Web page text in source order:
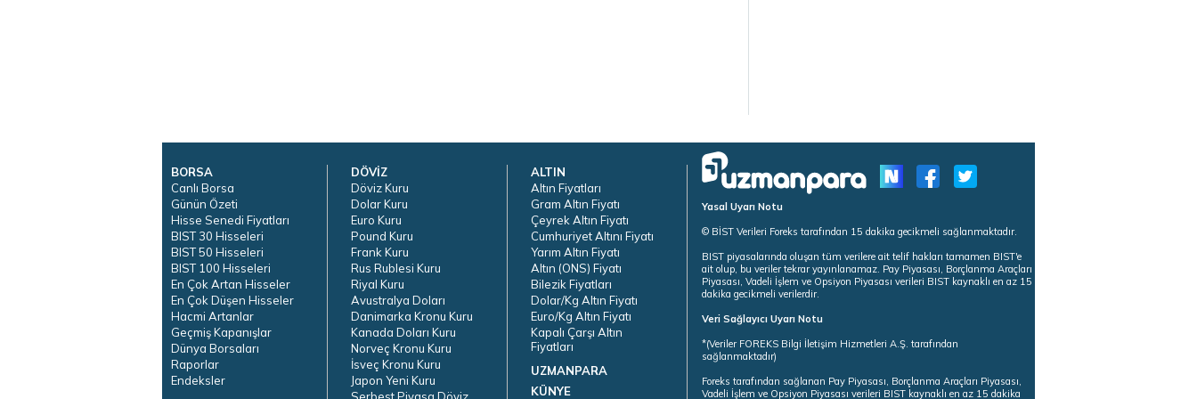
BORSA
Canlı Borsa
Günün Özeti
Hisse Senedi Fiyatları
BIST 30 Hisseleri
BIST 50 Hisseleri
BIST 100 Hisseleri
En Çok Artan Hisseler
En Çok Düşen Hisseler
Hacmi Artanlar
Geçmiş Kapanışlar
Dünya Borsaları
Raporlar
Endeksler
DÖVİZ
Döviz Kuru
Dolar Kuru
Euro Kuru
Pound Kuru
Frank Kuru
Rus Rublesi Kuru
Riyal Kuru
Avustralya Doları
Danimarka Kronu Kuru
Kanada Doları Kuru
Norveç Kronu Kuru
İsveç Kronu Kuru
Japon Yeni Kuru
Serbest Piyasa Döviz
ALTIN
Altın Fiyatları
Gram Altın Fiyatı
Çeyrek Altın Fiyatı
Cumhuriyet Altını Fiyatı
Yarım Altın Fiyatı
Altın (ONS) Fiyatı
Bilezik Fiyatları
Dolar/Kg Altın Fiyatı
Euro/Kg Altın Fiyatı
Kapalı Çarşı Altın
Fiyatları
UZMANPARA
KÜNYE
Yasal Uyarı Notu
© BİST Verileri Foreks tarafından 15 dakika gecikmeli sağlanmaktadır.
BIST piyasalarında oluşan tüm verilere ait telif hakları tamamen BIST'e
ait olup, bu veriler tekrar yayınlanamaz. Pay Piyasası, Borçlanma Araçları
Piyasası, Vadeli İşlem ve Opsiyon Piyasası verileri BIST kaynaklı en az 15
dakika gecikmeli verilerdir.
Veri Sağlayıcı Uyarı Notu
*(Veriler FOREKS Bilgi İletişim Hizmetleri A.Ş. tarafından
sağlanmaktadır)
Foreks tarafından sağlanan Pay Piyasası, Borçlanma Araçları Piyasası,
Vadeli İşlem ve Opsiyon Piyasası verileri BIST kaynaklı en az 15 dakika